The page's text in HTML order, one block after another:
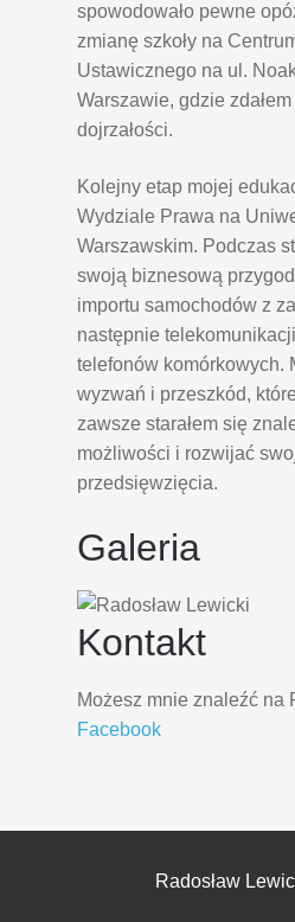
spowodowało pewne
zmianę szkoły na
Ustawicznego na ul.
Warszawie, gdzie
dojrzałości.
Kolejny etap mojej
Wydziale Prawa na
Warszawskim. Podczas
swoją biznesową
importu samochodów z
następnie
telefonów komórkowych.
wyzwań i przeszkód,
zawsze starałem się
możliwości i rozwijać
przedsięwzięcia.
Galeria
Kontakt
Możesz mnie znaleźć na
Facebook
Radosław